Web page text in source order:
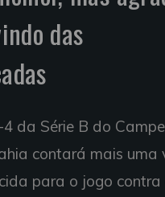
das
da Série B do
contará mais uma
para o jogo contra